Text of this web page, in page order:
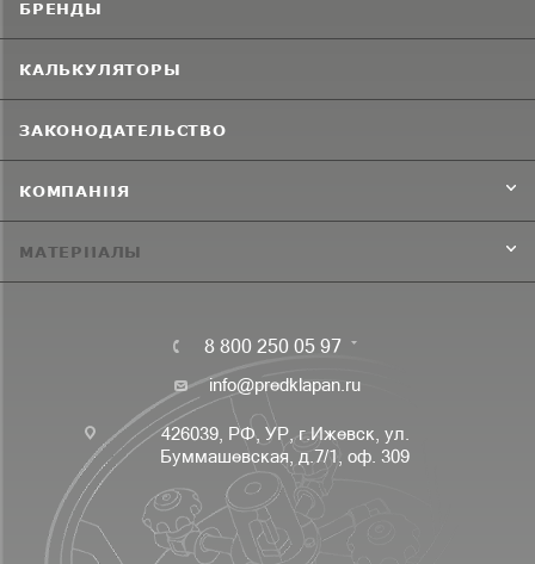
БРЕНДЫ
КАЛЬКУЛЯТОРЫ
ЗАКОНОДАТЕЛЬСТВО
КОМПАНИЯ
МАТЕРИАЛЫ
8 800 250 05 97
info@predklapan.ru
426039, РФ, УР, г.Ижевск, ул.
Буммашевская, д.7/1, оф. 309